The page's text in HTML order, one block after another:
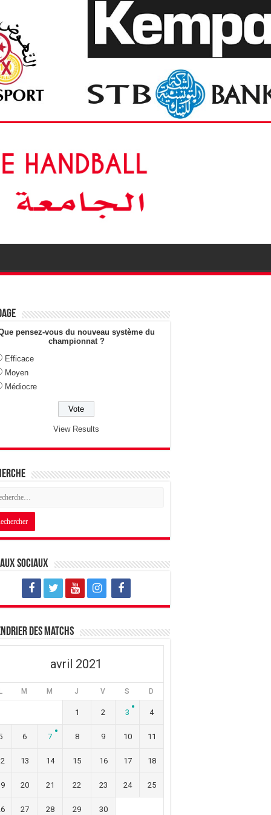
pensez-vous du nouveau système du
championnat ?
Efficace
Moyen
Médiocre
View Results
sociaux
des matchs
avril 2021
M M J V S D
1 2 3 4
6 7 8 9 10 11
13 14 15 16 17 18
20 21 22 23 24 25
27 28 29 30